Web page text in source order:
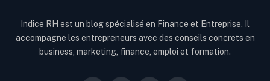
Indice RH est un blog spécialisé en Finance et Entreprise. Il
accompagne les entrepreneurs avec des conseils concrets en
business, marketing, finance, emploi et formation.